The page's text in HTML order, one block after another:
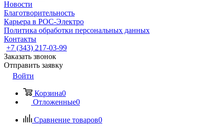
Новости
Благотворительность
Карьера в РОС-Электро
Политика обработки персональных данных
Контакты
+7 (343) 217-03-99
Заказать звонок
Отправить заявку
Войти
Корзина0
Отложенные0
Сравнение товаров0